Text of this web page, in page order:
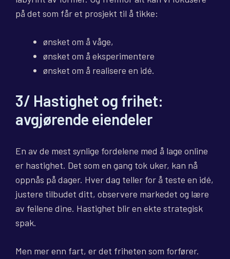
på det som får et prosjekt til å tikke:
ønsket om å våge,
ønsket om å eksperimentere
ønsket om å realisere en idé.
3/ Hastighet og frihet:
avgjørende eiendeler
En av de mest synlige fordelene med å lage online
er hastighet. Det som en gang tok uker, kan nå
oppnås på dager. Hver dag teller for å teste en idé,
justere tilbudet ditt, observere markedet og lære
av feilene dine. Hastighet blir en ekte strategisk
spak.
Men mer enn fart, er det friheten som forfører.